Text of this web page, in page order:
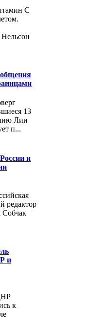
С
13
Лии
п...
и
редактор
и
к